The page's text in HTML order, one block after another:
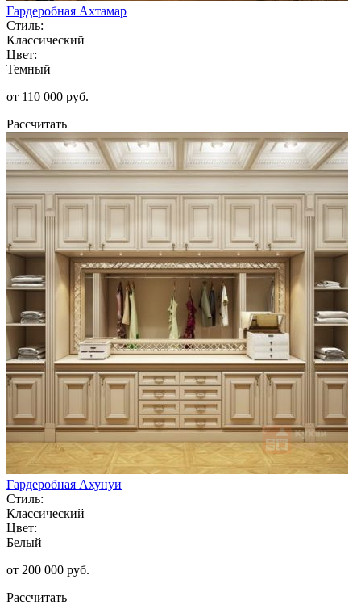
Гардеробная Ахтамар
Стиль:
Классический
Цвет:
Темный
от 110 000 руб.
Рассчитать
Гардеробная Ахунуи
Стиль:
Классический
Цвет:
Белый
от 200 000 руб.
Рассчитать